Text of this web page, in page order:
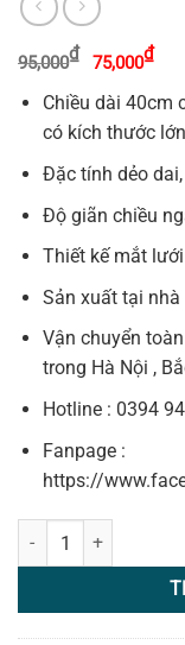
95,000₫
Giá
gốc
95,000₫.
75,000₫Giá
là:
Chiều dài 40cm
có kích thước
Đặc tính dẻo
Độ giãn chiều
Thiết kế mắt
Sản xuất tại nhà
Vận chuyển
trong Hà Nội ,
Hotline : 0394
Fanpage :
https://
Túi lưới nhựa màu